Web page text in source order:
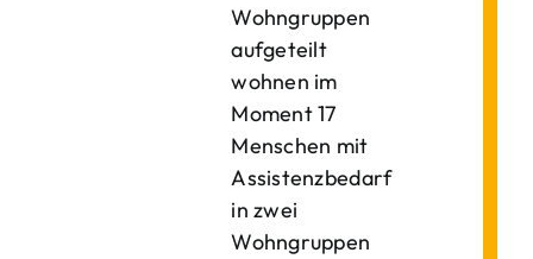
Wohngruppen
aufgeteilt
wohnen im
Moment 17
Menschen mit
Assistenzbedarf
in zwei
Wohngruppen